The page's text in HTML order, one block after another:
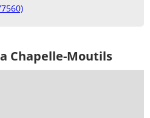
Chapelle-Moutils